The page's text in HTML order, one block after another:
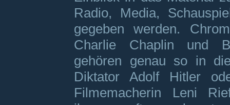
Radio, Media,
gegeben werden.
Charlie Chaplin und
gehören genau so in
Diktator Adolf Hitler
Filmemacherin Leni